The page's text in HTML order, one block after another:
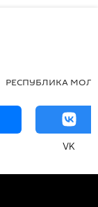
РЕСПУБЛИКА
VK